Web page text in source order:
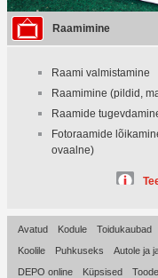
Raamimine
Raami valmistamine
Raamimine (pildid,
Raamide
Fotoraamide
ovaalne)
Avatud Kodule Toidukaubad
Koolile
Puhkuseks Autole ja
DEPO online
Küpsised